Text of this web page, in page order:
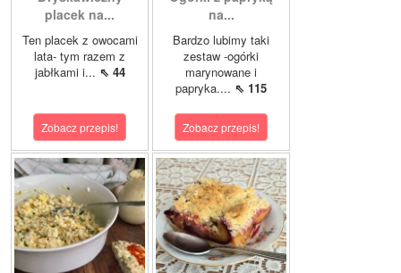
placek na...
Ten placek z owocami
lata- tym razem z
jabłkami i... ⇖ 44
Zobacz przepis!
na...
Bardzo lubimy taki
zestaw -ogórki
marynowane i
papryka.... ⇖ 115
Zobacz przepis!